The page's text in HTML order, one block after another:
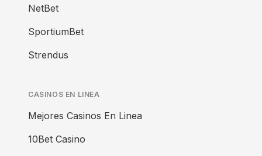
NetBet
SportiumBet
Strendus
CASINOS EN LINEA
Mejores Casinos En Linea
10Bet Casino